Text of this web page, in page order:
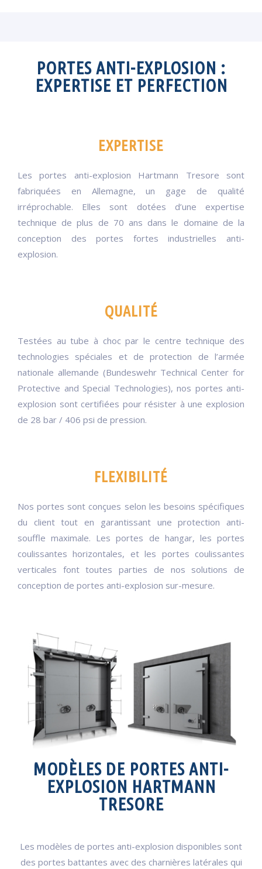
PORTES ANTI-EXPLOSION :
EXPERTISE ET PERFECTION
EXPERTISE
Les portes anti-explosion Hartmann Tresore sont
fabriquées en Allemagne, un gage de qualité
irréprochable. Elles sont dotées d’une expertise
technique de plus de 70 ans dans le domaine de la
conception des portes fortes industrielles anti-
explosion.
QUALITÉ
Testées au tube à choc par le centre technique des
technologies spéciales et de protection de l’armée
nationale allemande (Bundeswehr Technical Center for
Protective and Special Technologies), nos portes anti-
explosion sont certifiées pour résister à une explosion
de 28 bar / 406 psi de pression.
FLEXIBILITÉ
Nos portes sont conçues selon les besoins spécifiques
du client tout en garantissant une protection anti-
souffle maximale. Les portes de hangar, les portes
coulissantes horizontales, et les portes coulissantes
verticales font toutes parties de nos solutions de
conception de portes anti-explosion sur-mesure.
MODÈLES DE PORTES ANTI-
EXPLOSION HARTMANN
TRESORE
Les modèles de portes anti-explosion disponibles sont
des portes battantes avec des charnières latérales qui